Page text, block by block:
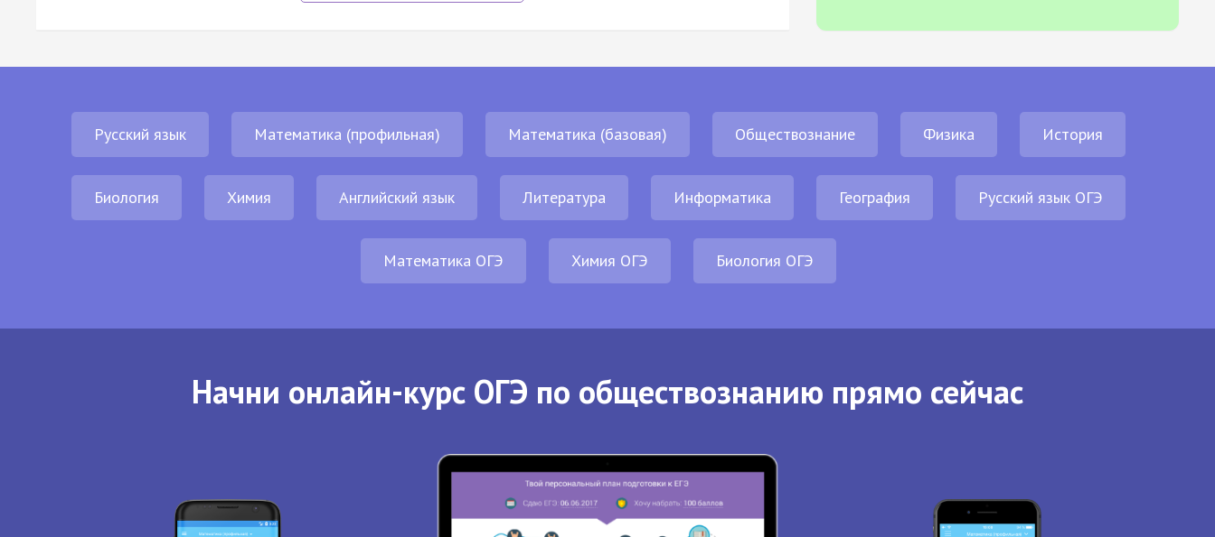
Русский язык Математика (профильная) Математика (базовая) Обществознание Физика История
Биология Химия Английский язык Литература Информатика География Русский язык ОГЭ
Математика ОГЭ Химия ОГЭ Биология ОГЭ
Начни онлайн-курс ОГЭ по обществознанию прямо сейчас